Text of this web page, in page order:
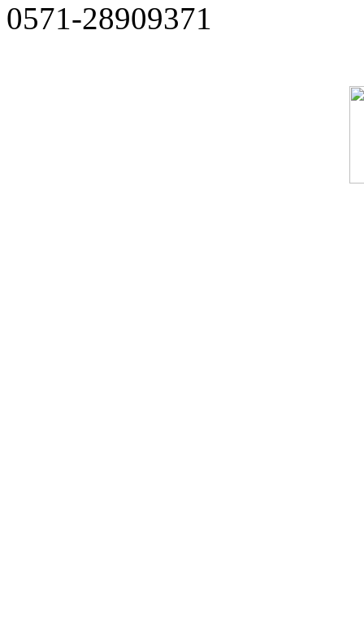
0571-28909371